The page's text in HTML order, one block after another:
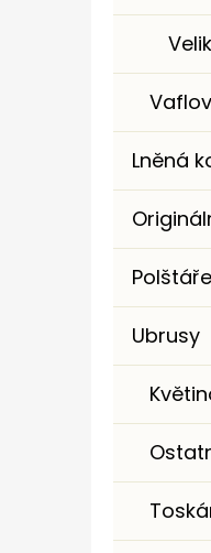
Lněná
Polštáře
Ubrusy